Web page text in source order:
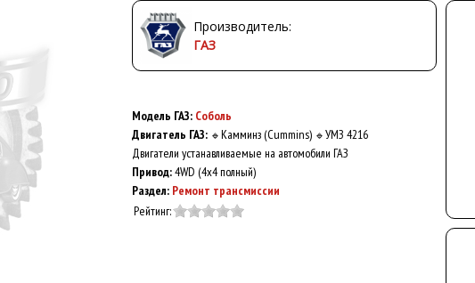
Производитель:
ГАЗ
Модель ГАЗ: Соболь
Двигатель ГАЗ: 🔹 Камминз (Cummins) 🔹 УМЗ 4216
Двигатели устанавливаемые на автомобили ГАЗ
Привод:4WD (4x4 полный)
Раздел: Ремонт трансмиссии
Рейтинг: